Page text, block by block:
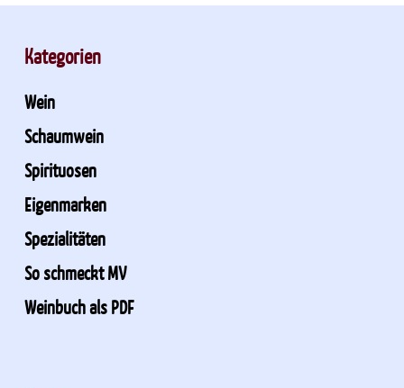
Kategorien
Wein
Schaumwein
Spirituosen
Eigenmarken
Spezialitäten
So schmeckt MV
Weinbuch als PDF